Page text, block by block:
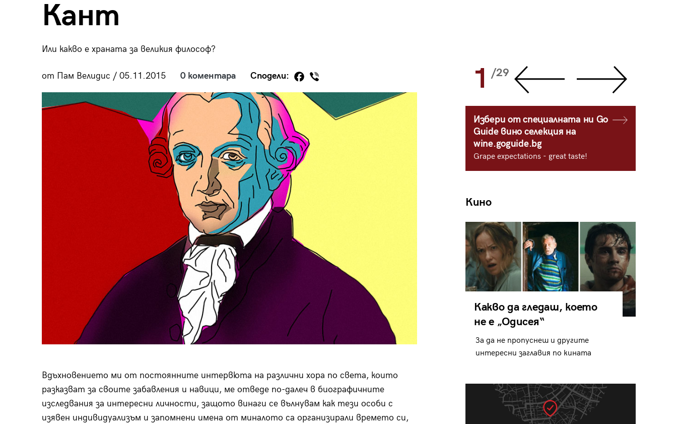
Кант
Или какво е храната за великия философ?
от Пам Велидис / 05.11.2015 0 коментара Сподели:
Вдъхновението ми от постоянните интервюта на различни хора по света, които
разказват за своите забавления и навици, ме отведе по-далеч в биографичните
изследвания за интересни личности, защото винаги се вълнувам как тези особи с
изявен индивидуализъм и запомнени имена от миналото са организирали времето си,
28/29 29 1 /29
Избери от специалната ни Go
Guide вино селекция на
wine.goguide.bg
Grape expectations - great taste!
Кино
Какво да гледаш, което
не е „Одисея“
За да не пропуснеш и другите
интересни заглавия по кината